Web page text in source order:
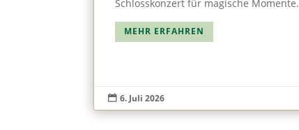
Schlosskonzert für magische Momente.
MEHR ERFAHREN
 6. Juli 2026